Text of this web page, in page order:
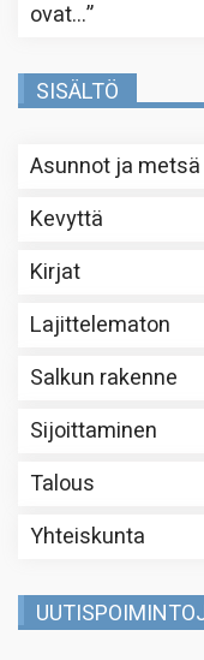
ovat…”
SISÄLTÖ
Asunnot ja metsä
Kevyttä
Kirjat
Lajittelematon
Salkun rakenne
Sijoittaminen
Talous
Yhteiskunta